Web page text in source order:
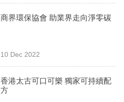
商界環保協會 助業界走向淨零碳
10 Dec 2022
香港太古可口可樂 獨家可持續配
方